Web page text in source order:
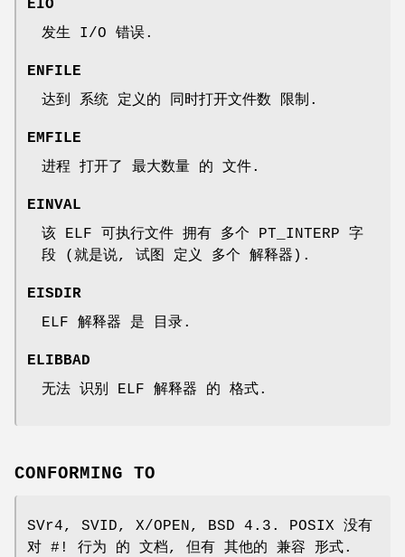
EIO
发生 I/O 错误.
ENFILE
达到 系统 定义的 同时打开文件数 限制.
EMFILE
进程 打开了 最大数量 的 文件.
EINVAL
该 ELF 可执行文件 拥有 多个 PT_INTERP 字
段 (就是说, 试图 定义 多个 解释器).
EISDIR
ELF 解释器 是 目录.
ELIBBAD
无法 识别 ELF 解释器 的 格式.
CONFORMING TO
SVr4, SVID, X/OPEN, BSD 4.3. POSIX 没有
对 #! 行为 的 文档, 但有 其他的 兼容 形式.